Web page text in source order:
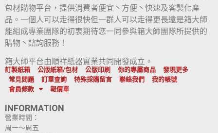
包材購物平台，提供消費者便宜丶方便丶快速及客製化產
品。一個人可以走得很快但一群人可以走得更長遠是箱大師
能組成專業團隊的初衷期待您一同參與箱大師團隊所提供的
購物丶諮詢服務！
箱大師平台由順祥紙器實業共同開發成立。
訂製紙箱 公版紙箱/包材 公版印刷 你的專屬商品
發現更多
常見問題
訂單查詢 特殊採購留言 聯絡我們
我的帳號
會員條款
報價單
INFORMATION
營業時間：
周一～周五